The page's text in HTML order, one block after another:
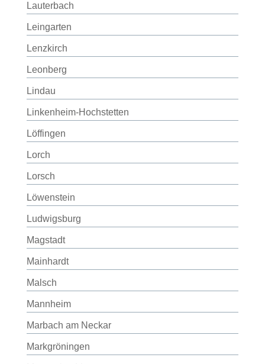
Lauterbach
Leingarten
Lenzkirch
Leonberg
Lindau
Linkenheim-Hochstetten
Löffingen
Lorch
Lorsch
Löwenstein
Ludwigsburg
Magstadt
Mainhardt
Malsch
Mannheim
Marbach am Neckar
Markgröningen